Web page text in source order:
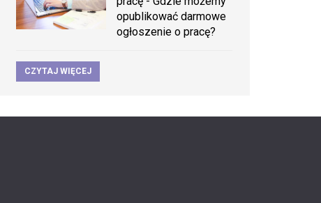
opublikować darmowe
ogłoszenie o pracę?
CZYTAJ WIĘCEJ